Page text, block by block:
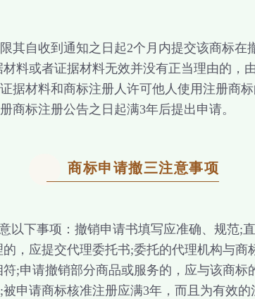
自收到通知之日起2个月内提交该商标在
料或者证据材料无效并没有正当理由的，
据材料和商标注册人许可他人使用注册商
商标注册公告之日起满3年后提出申请。
商标申请撤三注意事项
下事项：撤销申请书填写应准确、规范;
，应提交代理委托书;委托的代理机构与
;申请撤销部分商品或服务的，应与该商
申请商标核准注册应满3年，而且为有效的